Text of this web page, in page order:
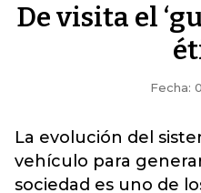
De visita el
Fecha:
La evolución del
vehículo para
sociedad es uno de